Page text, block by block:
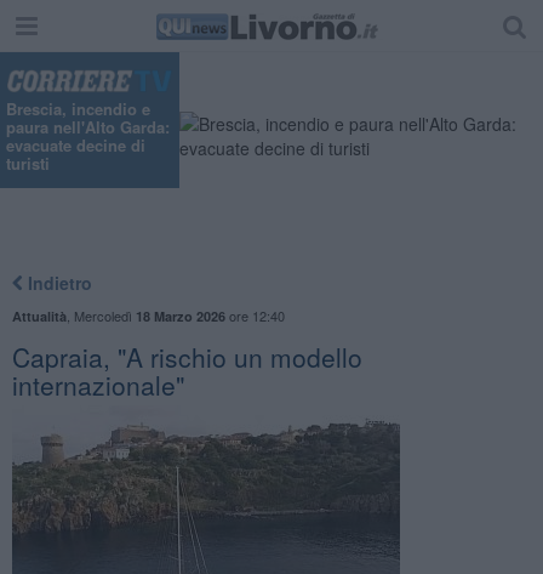
Brescia, incendio e
paura nell'Alto Garda:
evacuate decine di
turisti
Indietro
Attualità Mercoledì 18 Marzo 2026ore 12:40
Capraia, "A rischio un modello
internazionale"